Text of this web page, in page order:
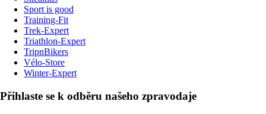
Sport is good
Training-Fit
Trek-Expert
Triathlon-Expert
TripnBikers
Vélo-Store
Winter-Expert
Přihlaste se k odběru našeho zpravodaje